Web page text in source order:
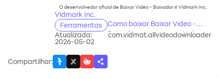
O desenvolvedor oficial de Baixar Video - Baixador é Vidmark Inc..
Vidmark Inc.
Ferramentas
Como baixar Baixar Video -
Baixador no seu computador
Atualizada:
2026-05-02
com.vidmat.allvideodownloader
Compartilhar: